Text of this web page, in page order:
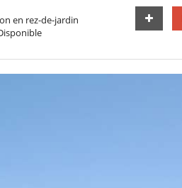
en rez-de-jardin